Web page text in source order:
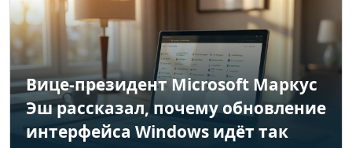
Вице-президент Microsoft Маркус
Эш рассказал, почему обновление
интерфейса Windows идёт так